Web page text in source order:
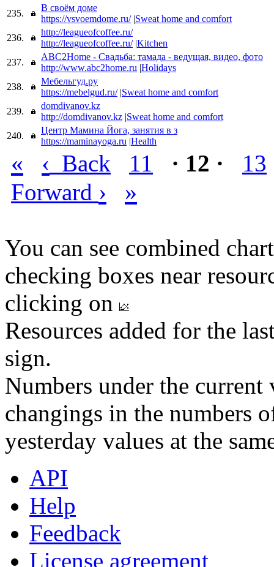
235.
В своём доме
https://vsvoemdome.ru/ |Sweat home and comfort
236.
http://leagueofcoffee.ru/
http://leagueofcoffee.ru/ |Kitchen
237.
ABC2Home - Свадьба: тамада - ведущая, видео, фото
http://www.abc2home.ru |Holidays
238.
Мебельгуд.ру
https://mebelgud.ru/ |Sweat home and comfort
239.
domdivanov.kz
http://domdivanov.kz |Sweat home and comfort
240.
Центр Мамина Йога, занятия в з
https://maminayoga.ru |Health
« ‹ Back 11 · 12 ·
13
Forward › »
You can see combined
checking boxes near
clicking on
Resources added for the
sign.
Numbers under the
changings in the numbers
yesterday values at the
API
Help
Feedback
License agreement